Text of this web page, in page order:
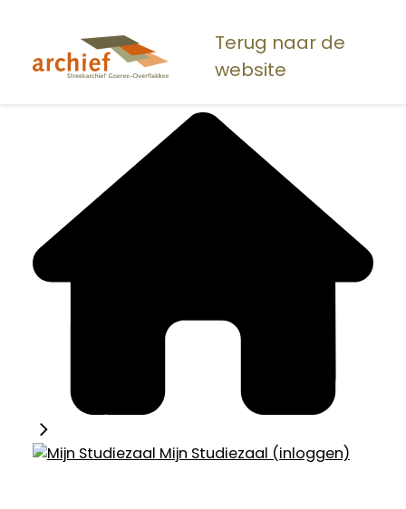
naar
Terug naar de
website
Mijn Studiezaal (inloggen)